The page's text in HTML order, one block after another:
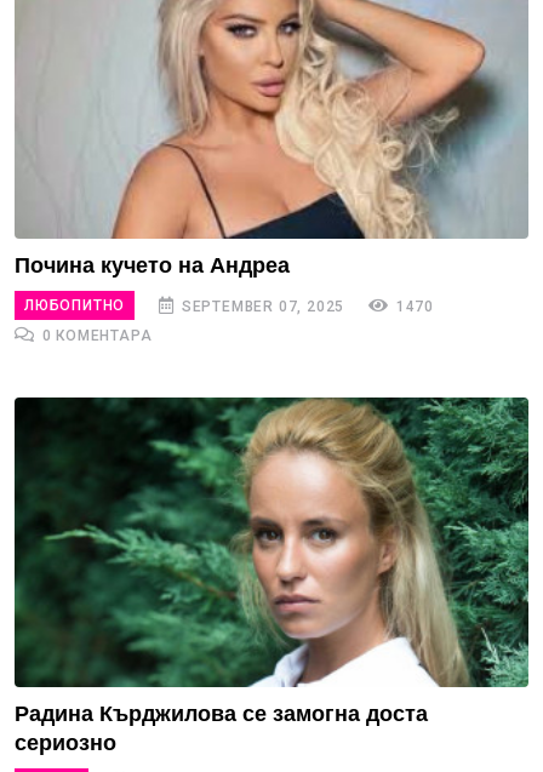
Почина кучето на Андреа
ЛЮБОПИТНО SEPTEMBER 07, 2025
1470
0 КОМЕНТАРА
Радина Кърджилова се замогна доста
сериозно